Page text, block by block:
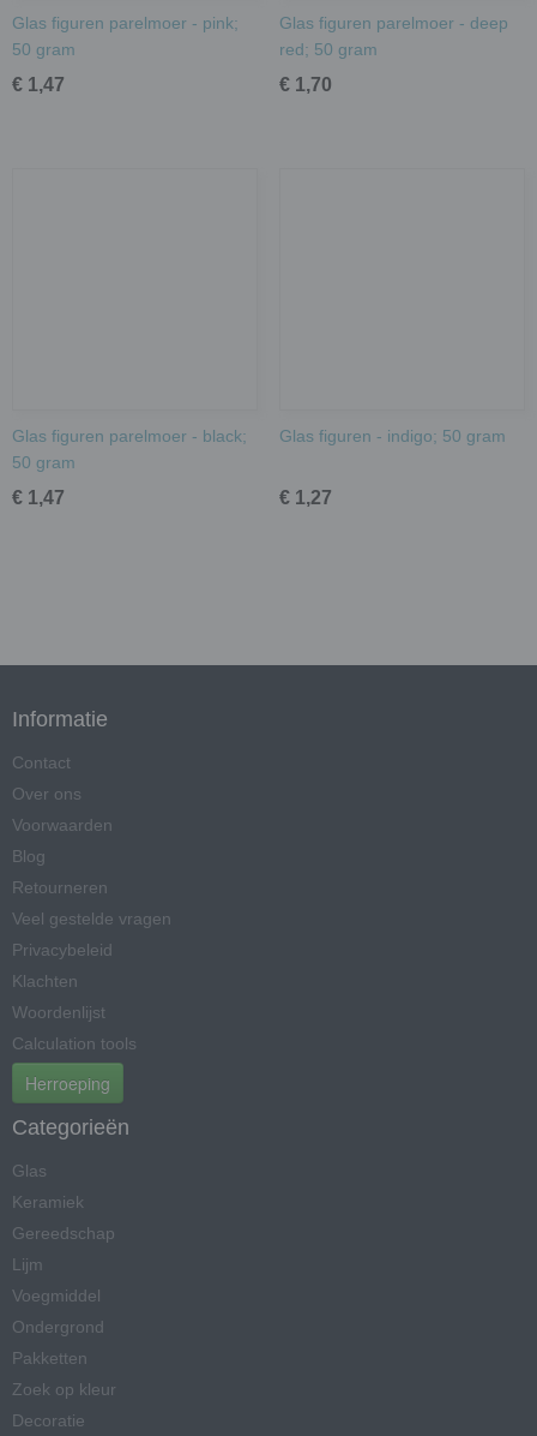
Glas figuren parelmoer - pink;
50 gram
€ 1,47
Glas figuren parelmoer - deep
red; 50 gram
€ 1,70
Glas figuren parelmoer - black;
50 gram
€ 1,47
Glas figuren - indigo; 50 gram
€ 1,27
Informatie
Contact
Over ons
Voorwaarden
Blog
Retourneren
Veel gestelde vragen
Privacybeleid
Klachten
Woordenlijst
Calculation tools
Herroeping
Categorieën
Glas
Keramiek
Gereedschap
Lijm
Voegmiddel
Ondergrond
Pakketten
Zoek op kleur
Decoratie